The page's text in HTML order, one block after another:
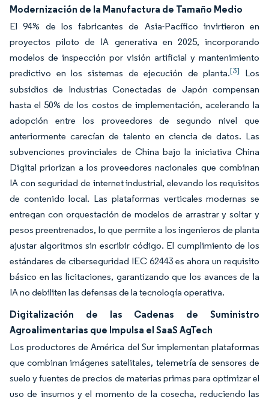
Modernización de la Manufactura de Tamaño Medio
El 94% de los fabricantes de Asia-Pacífico invirtieron en
proyectos piloto de IA generativa en 2025, incorporando
modelos de inspección por visión artificial y mantenimiento
predictivo en los sistemas de ejecución de planta.[3]
Los
subsidios de Industrias Conectadas de Japón compensan
hasta el 50% de los costos de implementación, acelerando la
adopción entre los proveedores de segundo nivel que
anteriormente carecían de talento en ciencia de datos. Las
subvenciones provinciales de China bajo la iniciativa China
Digital priorizan a los proveedores nacionales que combinan
IA con seguridad de internet industrial, elevando los requisitos
de contenido local. Las plataformas verticales modernas se
entregan con orquestación de modelos de arrastrar y soltar y
pesos preentrenados, lo que permite a los ingenieros de planta
ajustar algoritmos sin escribir código. El cumplimiento de los
estándares de ciberseguridad IEC 62443 es ahora un requisito
básico en las licitaciones, garantizando que los avances de la
IA no debiliten las defensas de la tecnología operativa.
Digitalización de las Cadenas de Suministro
Agroalimentarias que Impulsa el SaaS AgTech
Los productores de América del Sur implementan plataformas
que combinan imágenes satelitales, telemetría de sensores de
suelo y fuentes de precios de materias primas para optimizar el
uso de insumos y el momento de la cosecha, reduciendo las